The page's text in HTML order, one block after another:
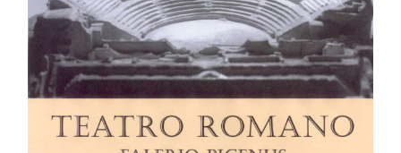
Römisches Theater in
Falerone